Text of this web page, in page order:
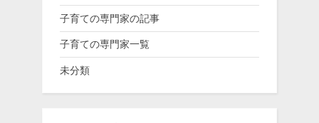
子育ての専門家の記事
子育ての専門家一覧
未分類